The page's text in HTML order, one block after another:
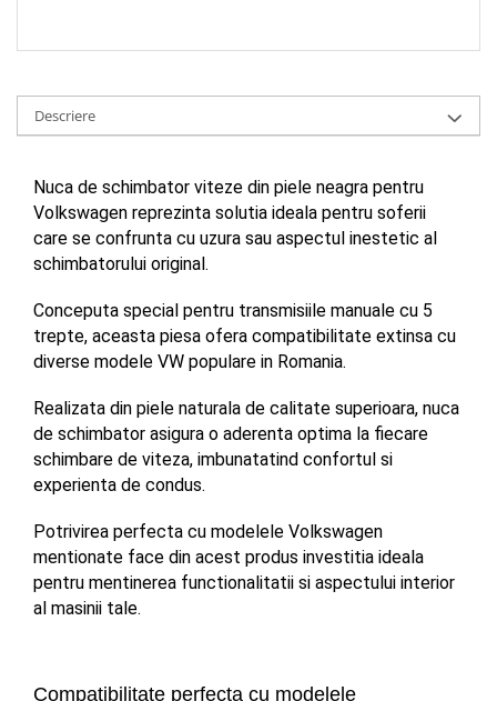
Descriere
Nuca de schimbator viteze din piele neagra pentru
Volkswagen reprezinta solutia ideala pentru soferii
care se confrunta cu uzura sau aspectul inestetic al
schimbatorului original.
Conceputa special pentru transmisiile manuale cu 5
trepte, aceasta piesa ofera compatibilitate extinsa cu
diverse modele VW populare in Romania.
Realizata din piele naturala de calitate superioara, nuca
de schimbator asigura o aderenta optima la fiecare
schimbare de viteza, imbunatatind confortul si
experienta de condus.
Potrivirea perfecta cu modelele Volkswagen
mentionate face din acest produs investitia ideala
pentru mentinerea functionalitatii si aspectului interior
al masinii tale.
Compatibilitate perfecta cu modelele